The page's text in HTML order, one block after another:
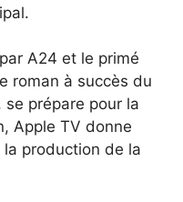
A24 et le primé
roman à succès du
se prépare pour la
Apple TV donne
production de la